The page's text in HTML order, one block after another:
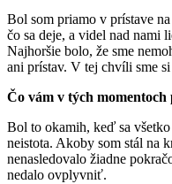
Bol som priamo v prístave
čo sa deje, a videl nad nami
Najhoršie bolo, že sme
ani prístav. V tej chvíli sme
Čo vám v tých momentoch
Bol to okamih, keď sa
neistota. Akoby som stál na
nenasledovalo žiadne
nedalo ovplyvniť.